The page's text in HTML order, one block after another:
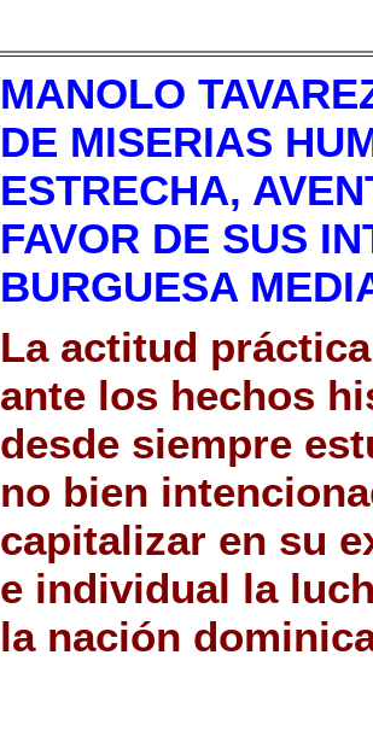
MANOLO
DE MISERIAS
ESTRECHA,
FAVOR DE SUS
BURGUESA
La actitud
ante los hechos
desde siempre
no bien
capitalizar en su
e individual la
la nación